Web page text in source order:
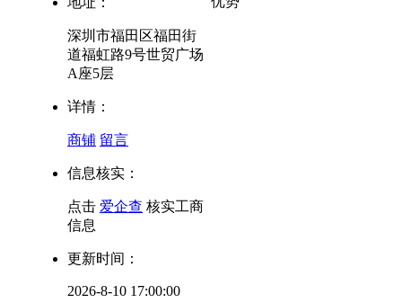
深圳市福田区福田街
道福虹路9号世贸广场
A座5层
详情：
商铺 留言
信息核实：
点击 爱企查 核实工商
信息
更新时间：
2026-8-10 17:00:00